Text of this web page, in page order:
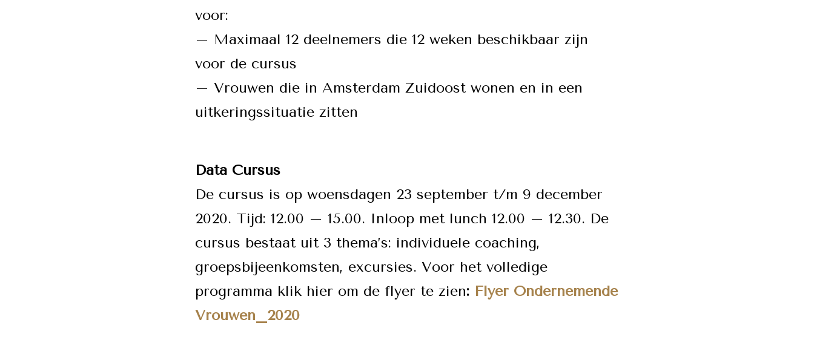
voor:
– Maximaal 12 deelnemers die 12 weken beschikbaar zijn
voor de cursus
– Vrouwen die in Amsterdam Zuidoost wonen en in een
uitkeringssituatie zitten
Data Cursus
De cursus is op woensdagen 23 september t/m 9 december
2020. Tijd: 12.00 – 15.00. Inloop met lunch 12.00 – 12.30. De
cursus bestaat uit 3 thema’s: individuele coaching,
groepsbijeenkomsten, excursies. Voor het volledige
programma klik hier om de flyer te zien: Flyer Ondernemende
Vrouwen_2020